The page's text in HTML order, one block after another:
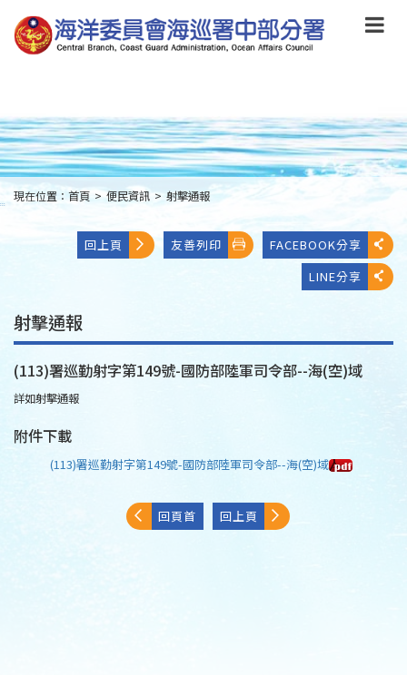
到
主
要
to
main
content
:::
現在位置： 首頁 > 便民資訊 > 射擊通報
回上頁 友善列印
FACEBOOK分享
LINE分享
射擊通報
(113)署巡勤射字第149號-國防部陸軍司令部--海(空)域
詳如射擊通報
附件下載
(113)署巡勤射字第149號-國防部陸軍司令部--海(空)域
回頁首 回上頁